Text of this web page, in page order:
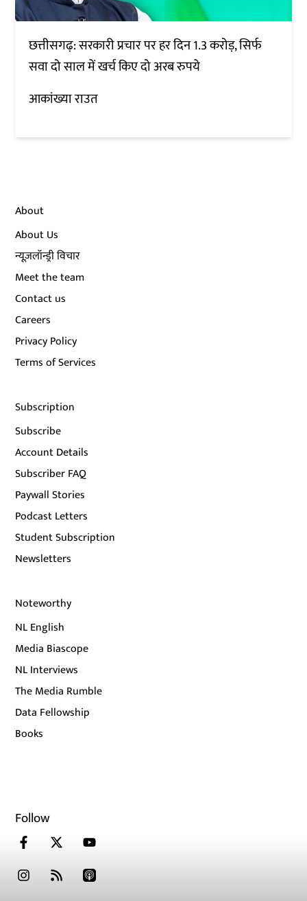
छत्तीसगढ़: सरकारी प्रचार पर हर दिन 1.3 करोड़, सिर्फ
सवा दो साल में खर्च किए दो अरब रुपये
आकांख्या राउत
About
About Us
न्यूज़लॉन्ड्री विचार
Meet the team
Contact us
Careers
Privacy Policy
Terms of Services
Subscription
Subscribe
Account Details
Subscriber FAQ
Paywall Stories
Podcast Letters
Student Subscription
Newsletters
Noteworthy
NL English
Media Biascope
NL Interviews
The Media Rumble
Data Fellowship
Books
Follow